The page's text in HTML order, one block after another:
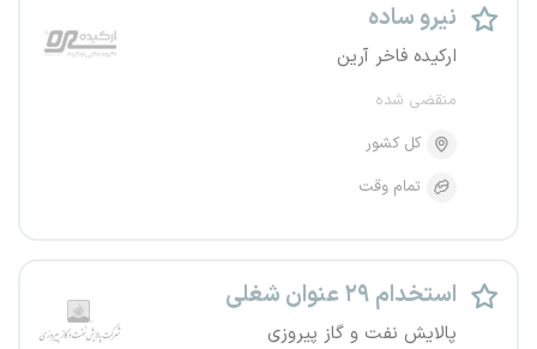
نیرو ساده
ارکیده فاخر آرین
منقضی شده
کل کشور
تمام وقت
استخدام ۲۹ عنوان شغلی
پالایش نفت و گاز پیروزی